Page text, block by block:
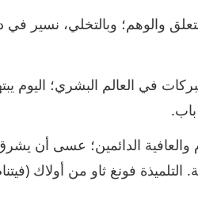
والوهم؛ وبالتخلي، نسير في
في العالم البشري؛ اليوم
والعافية الدائمين؛ عسى أن
فونغ ثاو من أولاك